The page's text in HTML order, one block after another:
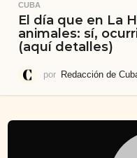
CUBA
El día que en La
animales: sí,
(aquí detalles)
por Redacción de